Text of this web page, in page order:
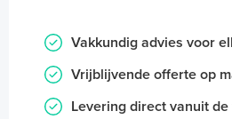
Vakkundig advies voor
Vrijblijvende offerte op
Levering direct vanuit